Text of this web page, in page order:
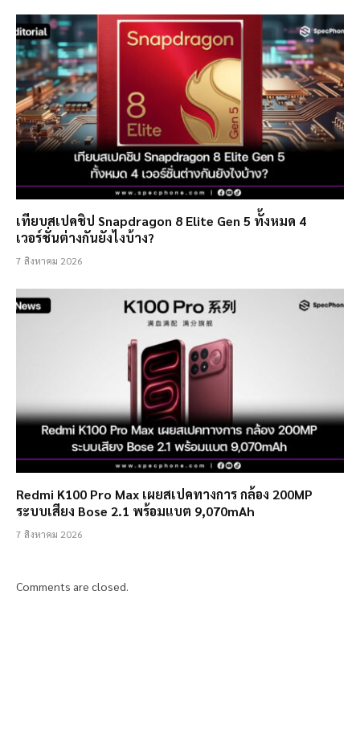
เทียบสเปคชิป Snapdragon 8 Elite Gen 5 ทั้งหมด 4
เวอร์ชั่นต่างกันยังไงบ้าง?
7 สิงหาคม 2026
Redmi K100 Pro Max เผยสเปคทางการ กล้อง 200MP
ระบบเสียง Bose 2.1 พร้อมแบต 9,070mAh
7 สิงหาคม 2026
Comments are closed.